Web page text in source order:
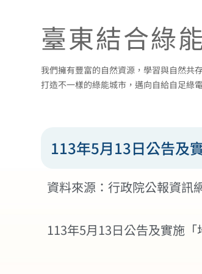
臺東結合綠
我們擁有豐富的自然資源，學習與自然共
打造不一樣的綠能城市，邁向自給自足綠
113年5月13日公告及
資料來源：行政院公報資訊
113年5月13日公告及實施